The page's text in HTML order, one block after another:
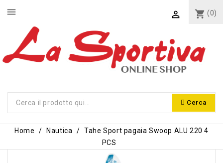
shopping_cart (0)

Cerca
menu
Home Nautica
Tahe Sport pagaia Swoop ALU 220 4
PCS